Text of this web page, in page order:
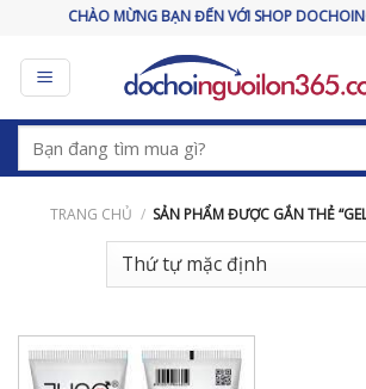
content
CHÀO MỪNG BẠN ĐẾN VỚI SHOP
Tìm
kiếm:
TRANG CHỦ / SẢN PHẨM ĐƯỢC GẮN THẺ